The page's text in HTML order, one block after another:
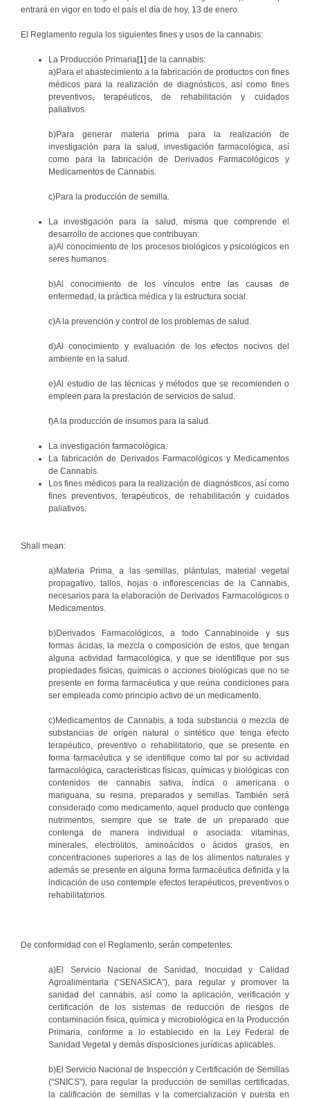
entrará en vigor en todo el país el día de hoy, 13 de enero.
El Reglamento regula los siguientes fines y usos de la cannabis:
La Producción Primaria[1] de la cannabis:
a)Para el abastecimiento a la fabricación de productos con fines
médicos para la realización de diagnósticos, así como fines
preventivos, terapéuticos, de rehabilitación y cuidados
paliativos.
b)Para generar materia prima para la realización de
investigación para la salud, investigación farmacológica, así
como para la fabricación de Derivados Farmacológicos y
Medicamentos de Cannabis.
c)Para la producción de semilla.
La investigación para la salud, misma que comprende el
desarrollo de acciones que contribuyan:
a)Al conocimiento de los procesos biológicos y psicológicos en
seres humanos.
b)Al conocimiento de los vínculos entre las causas de
enfermedad, la práctica médica y la estructura social.
c)A la prevención y control de los problemas de salud.
d)Al conocimiento y evaluación de los efectos nocivos del
ambiente en la salud.
e)Al estudio de las técnicas y métodos que se recomienden o
empleen para la prestación de servicios de salud.
f)A la producción de insumos para la salud.
La investigación farmacológica.
La fabricación de Derivados Farmacológicos y Medicamentos
de Cannabis.
Los fines médicos para la realización de diagnósticos, así como
fines preventivos, terapéuticos, de rehabilitación y cuidados
paliativos.
Shall mean:
a)Materia Prima, a las semillas, plántulas, material vegetal
propagativo, tallos, hojas o inflorescencias de la Cannabis,
necesarios para la elaboración de Derivados Farmacológicos o
Medicamentos.
b)Derivados Farmacológicos, a todo Cannabinoide y sus
formas ácidas, la mezcla o composición de estos, que tengan
alguna actividad farmacológica, y que se identifique por sus
propiedades físicas, químicas o acciones biológicas que no se
presente en forma farmacéutica y que reúna condiciones para
ser empleada como principio activo de un medicamento.
c)Medicamentos de Cannabis, a toda substancia o mezcla de
substancias de origen natural o sintético que tenga efecto
terapéutico, preventivo o rehabilitatorio, que se presente en
forma farmacéutica y se identifique como tal por su actividad
farmacológica, características físicas, químicas y biológicas con
contenidos de cannabis sativa, índica o americana o
mariguana, su resina, preparados y semillas. También será
considerado como medicamento, aquel producto que contenga
nutrimentos, siempre que se trate de un preparado que
contenga de manera individual o asociada: vitaminas,
minerales, electrólitos, aminoácidos o ácidos grasos, en
concentraciones superiores a las de los alimentos naturales y
además se presente en alguna forma farmacéutica definida y la
indicación de uso contemple efectos terapéuticos, preventivos o
rehabilitatorios.
De conformidad con el Reglamento, serán competentes:
a)El Servicio Nacional de Sanidad, Inocuidad y Calidad
Agroalimentaria (“SENASICA”), para regular y promover la
sanidad del cannabis, así como la aplicación, verificación y
certificación de los sistemas de reducción de riesgos de
contaminación física, química y microbiológica en la Producción
Primaria, conforme a lo establecido en la Ley Federal de
Sanidad Vegetal y demás disposiciones jurídicas aplicables.
b)El Servicio Nacional de Inspección y Certificación de Semillas
(“SNICS”), para regular la producción de semillas certificadas,
la calificación de semillas y la comercialización y puesta en